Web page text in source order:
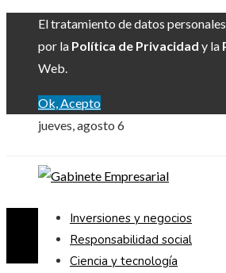
El tratamiento de datos
por la Política de Privacidad y la
Web.
Ok, Acepto
jueves, agosto 6
Inversiones y negocios
Responsabilidad social
Ciencia y tecnología